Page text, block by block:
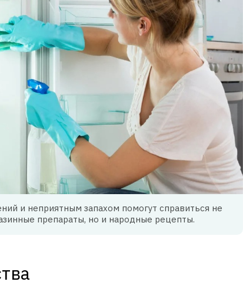
и неприятным запахом помогут справиться не
препараты, но и народные рецепты.